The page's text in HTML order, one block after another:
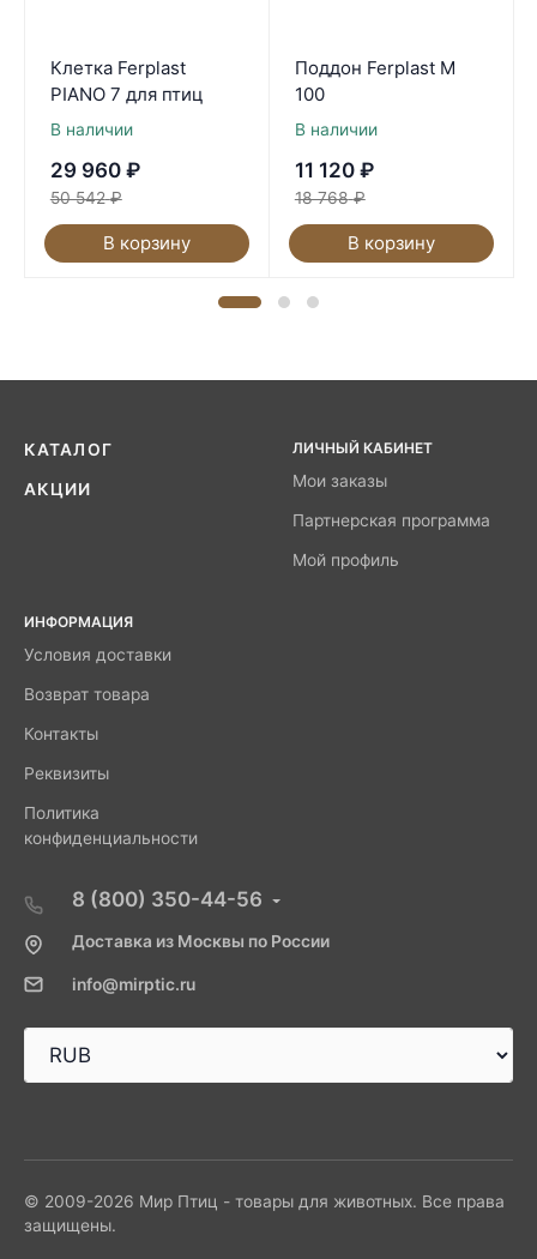
Клетка Ferplast
PIANO 7 для птиц
В наличии
29 960 ₽
50 542 ₽
В корзину
Поддон Ferplast M
100
В наличии
11 120 ₽
18 768 ₽
В корзину
КАТАЛОГ
АКЦИИ
ЛИЧНЫЙ КАБИНЕТ
Мои заказы
Партнерская программа
Мой профиль
ИНФОРМАЦИЯ
Условия доставки
Возврат товара
Контакты
Реквизиты
Политика
конфиденциальности
8 (800) 350-44-56
Доставка из Москвы по России
info@mirptic.ru
© 2009-2026 Мир Птиц - товары для животных. Все права
защищены.